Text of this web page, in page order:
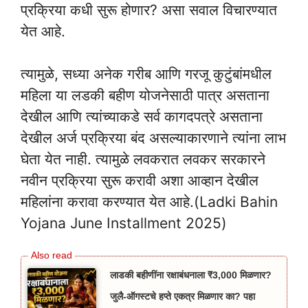
प्रक्रिया कधी सुरू होणार? असा सवाल विचारण्यात
येत आहे.
त्यामुळे, सध्या अनेक गरीब आणि गरजू कुटुंबांमधील
महिला या लडकी बहीण योजनेसाठी पात्र असताना
देखील आणि त्यांच्याकडे सर्व कागदपत्रे असताना
देखील अर्ज प्रक्रिया बंद असल्याकारणाने त्यांना लाभ
घेता येत नाही. त्यामुळे लवकरात लवकर सरकारने
नवीन प्रक्रिया सुरू करावी अशा आव्हान देखील
महिलांना करावा करण्यात येत आहे.(Ladki Bahin
Yojana June Installment 2025)
लाडकी बहीणींना रक्षाबंधनाला ₹3,000 मिळणार?
जुलै-ऑगस्टचे हप्ते एकत्र मिळणार का? पहा